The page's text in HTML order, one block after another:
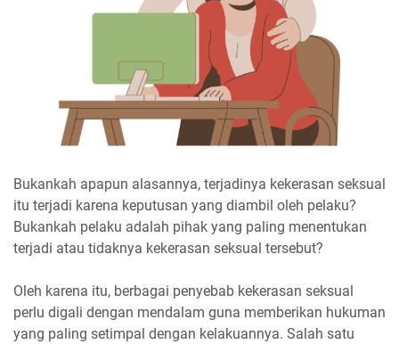
Bukankah apapun alasannya, terjadinya kekerasan seksual
itu terjadi karena keputusan yang diambil oleh pelaku?
Bukankah pelaku adalah pihak yang paling menentukan
terjadi atau tidaknya kekerasan seksual tersebut?
Oleh karena itu, berbagai penyebab kekerasan seksual
perlu digali dengan mendalam guna memberikan hukuman
yang paling setimpal dengan kelakuannya. Salah satu